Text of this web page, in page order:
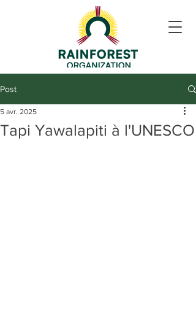
Post
Tapi Yawalapiti à l'UNESCO
5 avr. 2025